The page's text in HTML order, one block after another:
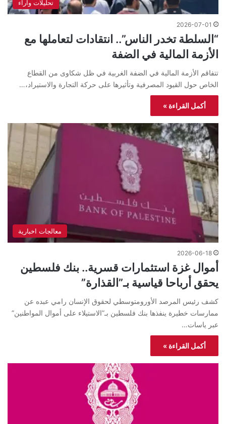
تحليلات واراء
2026-07-01
“السلطة تخدر الناس”.. انتقادات لتعاملها مع
الأزمة المالية في الضفة
تتفاقم الأزمة المالية في الضفة الغربية في ظل شكاوى من القطاع
الخاص حول القيود المصرفية وتأثيرها على حركة التجارة والاستيراد،…
أكمل القراءة »
معالجات اخبارية
2026-06-18
أموال غزة استثمارات قسرية.. بنك فلسطين
يحقق أرباحا قياسية بـ”القذارة”
كشف رئيس المرصد الأورومتوسطي لحقوق الإنسان رامي عبده عن
ممارسات خطيرة ينفذها بنك فلسطين بـ”الاستيلاء على أموال المواطنين”
عبر ياسات…
أكمل القراءة »